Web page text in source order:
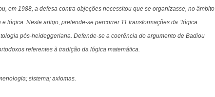
em 1988, a defesa contra objeções necessitou que se organizasse, no âmbito
lógica. Neste artigo, pretende-se percorrer 11 transformações da “lógica
pós-heideggeriana. Defende-se a coerência do argumento de Badiou
referentes à tradição da lógica matemática.
sistema; axiomas.